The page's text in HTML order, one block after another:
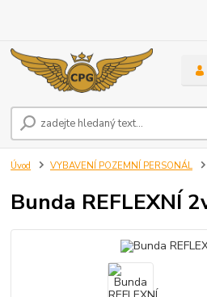
Úvod VYBAVENÍ POZEMNÍ PERSONÁL
Bunda REFLEXNÍ